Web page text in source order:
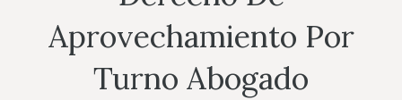
Aprovechamiento Por
Turno Abogado